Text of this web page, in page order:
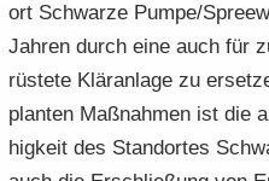
ort Schwar­ze Pumpe/
Jah­ren durch eine auch für
rüs­te­te Klär­an­la­ge zu
plan­ten Maß­nah­men ist die
hig­keit des Stand­or­tes